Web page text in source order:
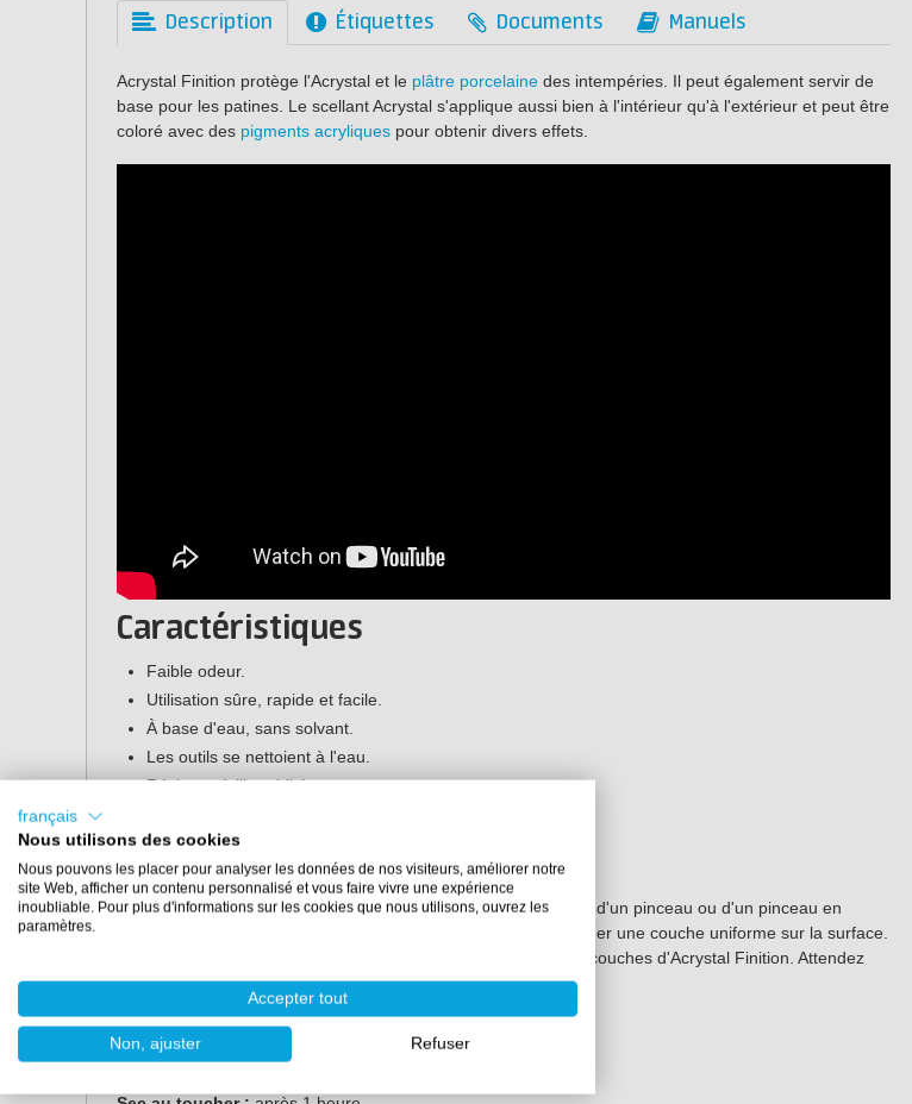
Description Étiquettes Documents Manuels
Acrystal Finition protège l'Acrystal et le plâtre porcelaine des intempéries. Il peut également servir de
base pour les patines. Le scellant Acrystal s'applique aussi bien à l'intérieur qu'à l'extérieur et peut être
coloré avec des pigments acryliques pour obtenir divers effets.
Caractéristiques
Faible odeur.
Utilisation sûre, rapide et facile.
À base d'eau, sans solvant.
Les outils se nettoient à l'eau.
Résistant à l'humidité.
Mode d'emploi
Appliquez une couche d'Acrystal Finition à l'aide d'une éponge, d'un pinceau ou d'un pinceau en
mousse à une température minimale de 10 °C. Veillez à appliquer une couche uniforme sur la surface.
Il offre un fini semi-brillant. Pour un fini brillant, appliquez deux couches d'Acrystal Finition. Attendez
toujours deux heures entre les couches.
Propriétés
français
Nous utilisons des cookies
Nous pouvons les placer pour analyser les données de nos visiteurs, améliorer notre
site Web, afficher un contenu personnalisé et vous faire vivre une expérience
inoubliable. Pour plus d'informations sur les cookies que nous utilisons, ouvrez les
paramètres.
Accepter tout
Non, ajuster Refuser